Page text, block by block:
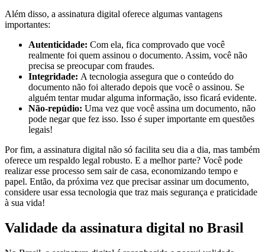
Além disso, a assinatura digital oferece algumas vantagens
importantes:
Autenticidade: Com ela, fica comprovado que você
realmente foi quem assinou o documento. Assim, você não
precisa se preocupar com fraudes.
Integridade: A tecnologia assegura que o conteúdo do
documento não foi alterado depois que você o assinou. Se
alguém tentar mudar alguma informação, isso ficará evidente.
Não-repúdio: Uma vez que você assina um documento, não
pode negar que fez isso. Isso é super importante em questões
legais!
Por fim, a assinatura digital não só facilita seu dia a dia, mas também
oferece um respaldo legal robusto. E a melhor parte? Você pode
realizar esse processo sem sair de casa, economizando tempo e
papel. Então, da próxima vez que precisar assinar um documento,
considere usar essa tecnologia que traz mais segurança e praticidade
à sua vida!
Validade da assinatura digital no Brasil